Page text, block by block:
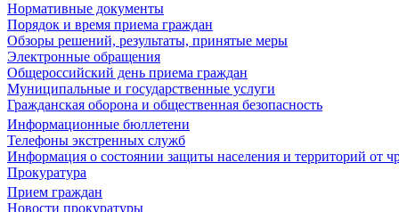
Нормативные документы
Порядок и время приема граждан
Обзоры решений, результаты, принятые меры
Электронные обращения
Общероссийский день приема граждан
Муниципальные и государственные услуги
Гражданская оборона и общественная безопасность
Информационные бюллетени
Телефоны экстренных служб
Информация о состоянии защиты населения и территорий от
Прокуратура
Прием граждан
Новости прокуратуры